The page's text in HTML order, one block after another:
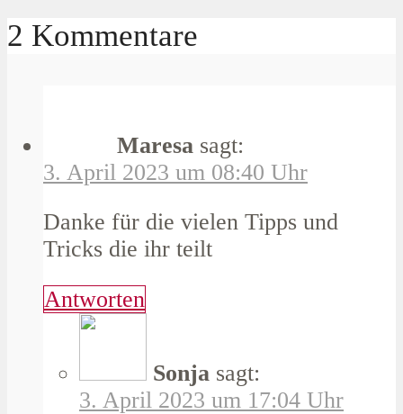
2 Kommentare
Maresa sagt:
3. April 2023 um 08:40 Uhr
Danke für die vielen Tipps und
Tricks die ihr teilt
Antworten
Sonja sagt:
3. April 2023 um 17:04 Uhr